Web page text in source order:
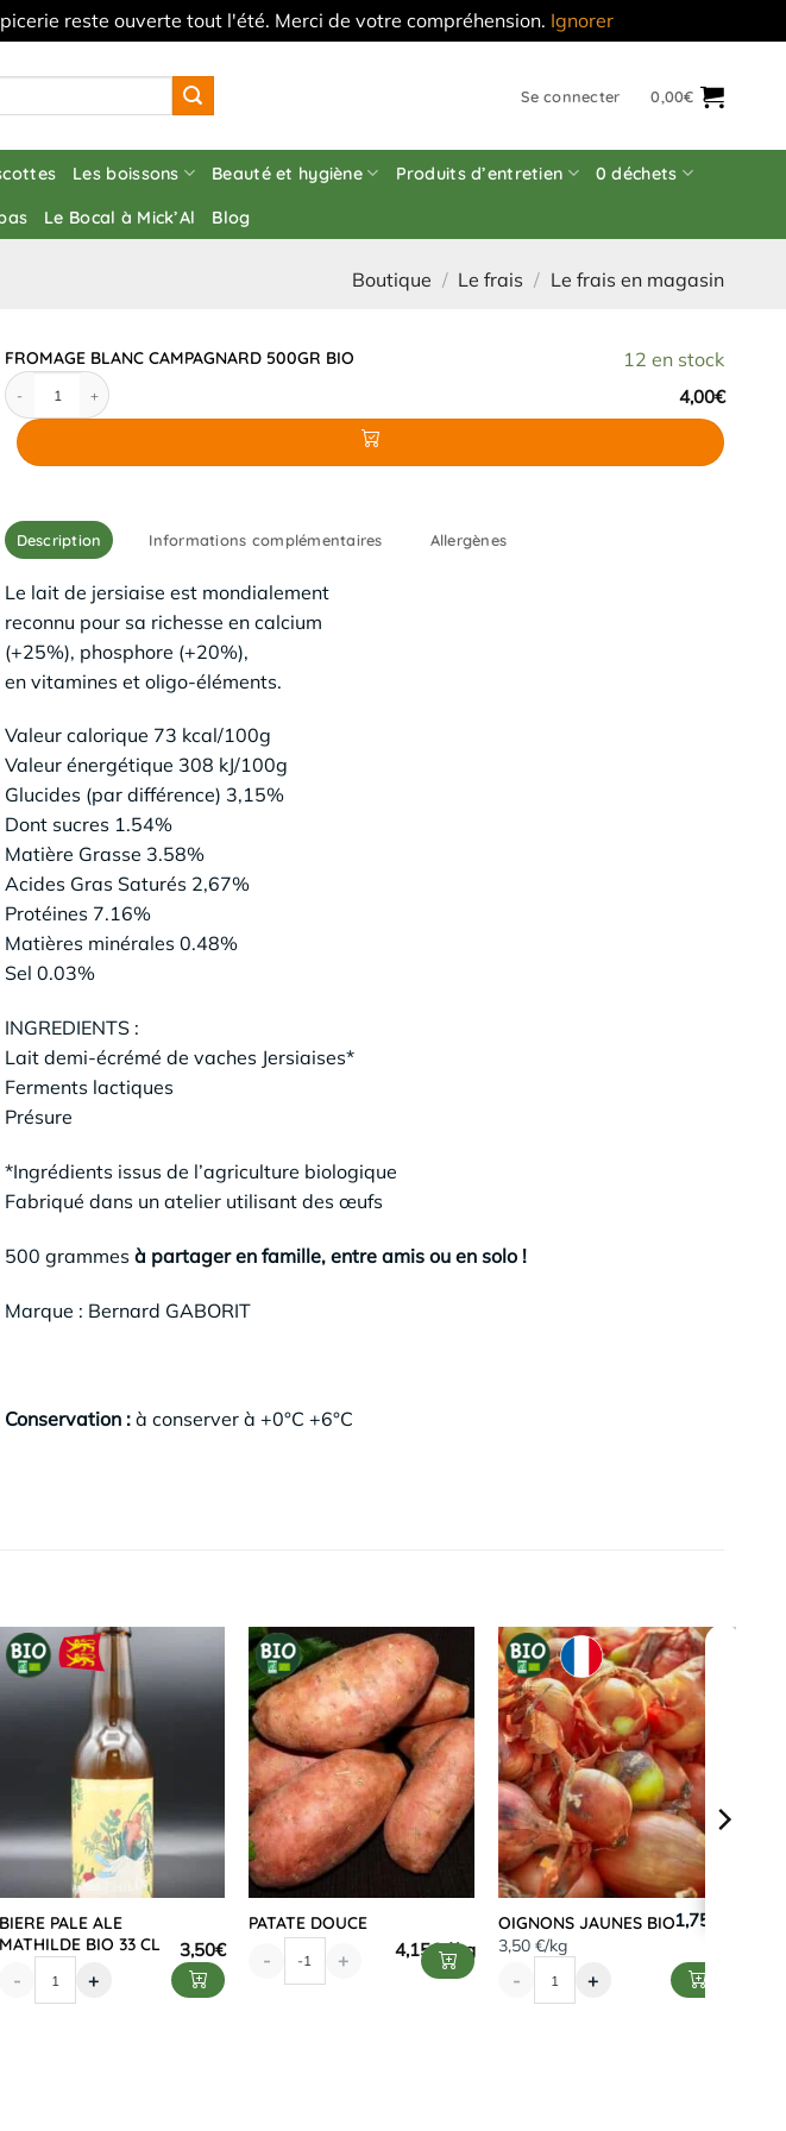
reste ouverte tout l'été. Merci de votre compréhension. Ignorer
Se connecter 0,00€
Les boissons Beauté et hygiène Produits d’entretien 0 déchets
Le Bocal à Mick’Al Blog
Boutique / Le frais / Le frais en magasin
12 en stock
FROMAGE BLANC CAMPAGNARD 500GR BIO
4,00€
quantité de FROMAGE BLANC CAMPAGNARD 500GR BIO
Description Informations complémentaires Allergènes
Le lait de jersiaise est mondialement
reconnu pour sa richesse en calcium
(+25%), phosphore (+20%),
en vitamines et oligo-éléments.
Valeur calorique 73 kcal/100g
Valeur énergétique 308 kJ/100g
Glucides (par différence) 3,15%
Dont sucres 1.54%
Matière Grasse 3.58%
Acides Gras Saturés 2,67%
Protéines 7.16%
Matières minérales 0.48%
Sel 0.03%
INGREDIENTS :
Lait demi-écrémé de vaches Jersiaises*
Ferments lactiques
Présure
*Ingrédients issus de l’agriculture biologique
Fabriqué dans un atelier utilisant des œufs
500 grammes à partager en famille, entre amis ou en solo !
Marque : Bernard GABORIT
Conservation : à conserver à +0°C +6°C
BIERE PALE ALE
MATHILDE BIO 33 CL
3,50€
-
+
PATATE DOUCE
4,15€
- +
OIGNONS JAUNES BIO
3,50 €/kg
1,75 €
- +